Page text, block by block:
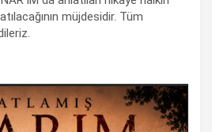
müjdesidir. Tüm